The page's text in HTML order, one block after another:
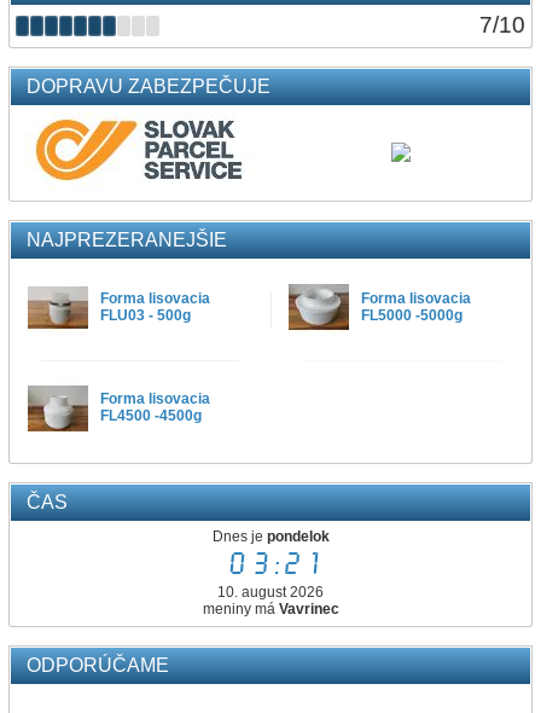
7/10
DOPRAVU ZABEZPEČUJE
NAJPREZERANEJŠIE
Forma lisovacia
FLU03 - 500g
Forma lisovacia
FL5000 -5000g
Forma lisovacia
FL4500 -4500g
ČAS
Dnes je pondelok
03:21
10. august 2026
meniny má Vavrinec
ODPORÚČAME